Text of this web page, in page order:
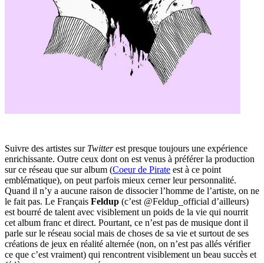
Suivre des artistes sur Twitterest presque toujours une expérience
enrichissante. Outre ceux dont on est venus à préférer la production
sur ce réseau que sur album (Coeur de Pirate est à ce point
emblématique), on peut parfois mieux cerner leur personnalité.
Quand il n’y a aucune raison de dissocier l’homme de l’artiste, on ne
le fait pas. Le Français Feldup (c’est @Feldup_official d’ailleurs)
est bourré de talent avec visiblement un poids de la vie qui nourrit
cet album franc et direct. Pourtant, ce n’est pas de musique dont il
parle sur le réseau social mais de choses de sa vie et surtout de ses
créations de jeux en réalité alternée (non, on n’est pas allés vérifier
ce que c’est vraiment) qui rencontrent visiblement un beau succès et